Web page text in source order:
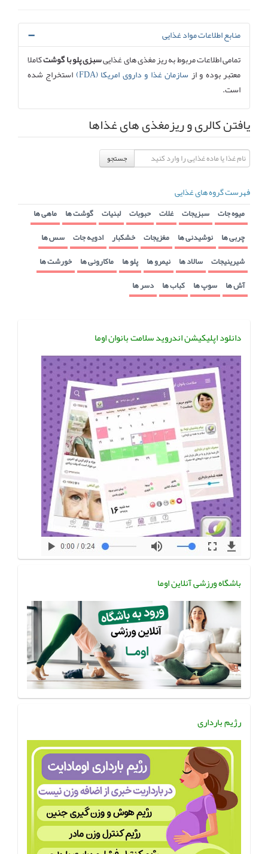
منابع اطلاعات مواد غذایی
تمامی اطلاعات مربوط به ریز مغذی های غذاییسبزی پلو با گوشتکاملا
معتبر بوده و از سازمان غذا و داروی امریکا (FDA)
استخراج شده
است.
یافتن کالری و ریزمغذی های غذاها
جستجو
فهرست گروه های غذایی
میوه جات سبزیجات غلات حبوبات لبنیات گوشت ها ماهی ها
چربی ها نوشیدنی ها مغزیجات خشکبار ادویه جات سس ها
شیرینیجات سالاد ها نیمرو ها پلو ها ماکارونی ها خورشت ها
آش ها سوپ ها کباب ها دسر ها
دانلود اپلیکیشن اندروید سلامت بانوان اوما
باشگاه ورزشی آنلاین اوما
رژیم بارداری